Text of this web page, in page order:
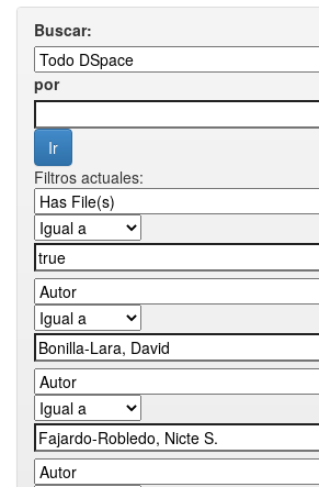
Buscar:
por
Filtros actuales: